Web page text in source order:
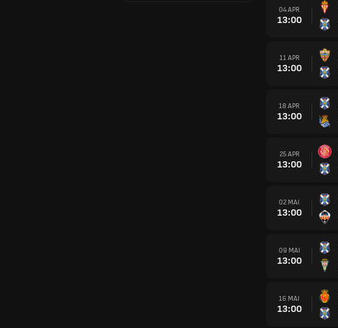
04 APR
13:00
11 APR
13:00
18 APR
13:00
25 APR
13:00
02 MAI
13:00
09 MAI
13:00
16 MAI
13:00